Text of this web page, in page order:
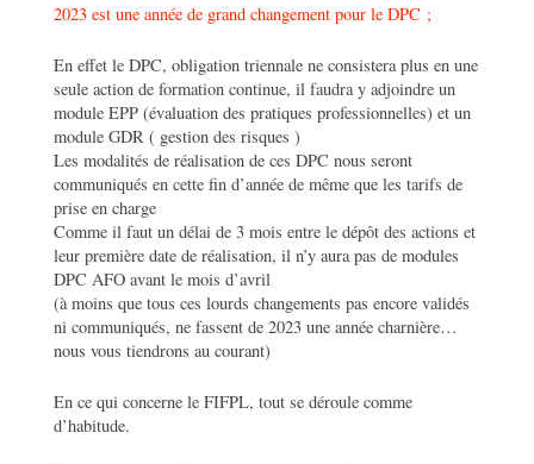
2023 est une année de grand changement pour le DPC ;
En effet le DPC, obligation triennale ne consistera plus en une
seule action de formation continue, il faudra y adjoindre un
module EPP (évaluation des pratiques professionnelles) et un
module GDR ( gestion des risques )
Les modalités de réalisation de ces DPC nous seront
communiqués en cette fin d’année de même que les tarifs de
prise en charge
Comme il faut un délai de 3 mois entre le dépôt des actions et
leur première date de réalisation, il n’y aura pas de modules
DPC AFO avant le mois d’avril
(à moins que tous ces lourds changements pas encore validés
ni communiqués, ne fassent de 2023 une année charnière…
nous vous tiendrons au courant)
En ce qui concerne le FIFPL, tout se déroule comme
d’habitude.